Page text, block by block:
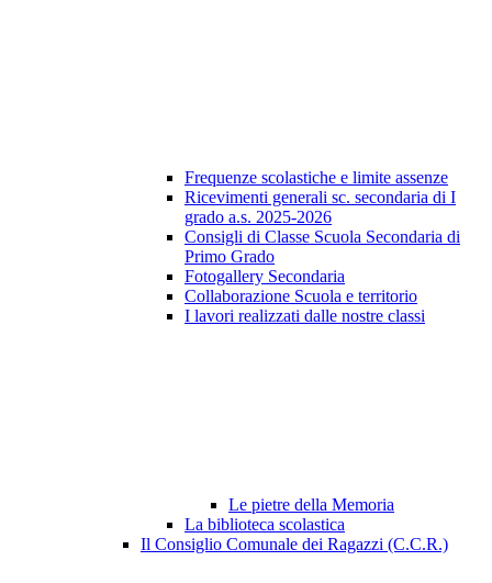
Frequenze scolastiche e limite assenze
Ricevimenti generali sc. secondaria di I
grado a.s. 2025-2026
Consigli di Classe Scuola Secondaria di
Primo Grado
Fotogallery Secondaria
Collaborazione Scuola e territorio
I lavori realizzati dalle nostre classi
Le pietre della Memoria
La biblioteca scolastica
Il Consiglio Comunale dei Ragazzi (C.C.R.)